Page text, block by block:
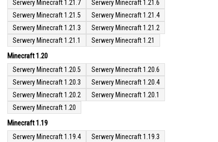
Serwery Minecraft 1.21.7
Serwery Minecraft 1.21.6
Serwery Minecraft 1.21.5
Serwery Minecraft 1.21.4
Serwery Minecraft 1.21.3
Serwery Minecraft 1.21.2
Serwery Minecraft 1.21.1
Serwery Minecraft 1.21
Minecraft 1.20
Serwery Minecraft 1.20.5
Serwery Minecraft 1.20.6
Serwery Minecraft 1.20.3
Serwery Minecraft 1.20.4
Serwery Minecraft 1.20.2
Serwery Minecraft 1.20.1
Serwery Minecraft 1.20
Minecraft 1.19
Serwery Minecraft 1.19.4
Serwery Minecraft 1.19.3